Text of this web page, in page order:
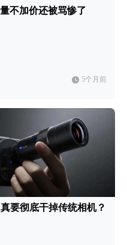
不加价还被骂惨了
5个月前
要彻底干掉传统相机？